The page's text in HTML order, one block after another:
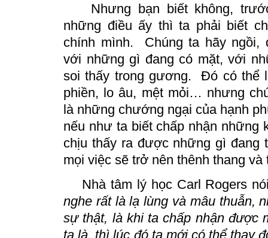
Nhưng bạn biết không,
những điều ấy thì ta phải biết
chính mình.
Chúng ta hãy
với những gì đang có mặt, với
soi thấy trong gương.
Đó có thể
phiền, lo âu, mệt mỏi… nhưng
là những chướng ngại của hạnh
nếu như ta biết chấp nhận những
chịu thấy ra được những gì đang
mọi việc sẽ trở nên thênh thang
Nhà tâm lý học Carl Rogers
nghe rất là lạ lùng và mâu thuẫn,
sự thật, là khi ta chấp nhận được
ta là, thì lúc đó ta mới có thể thay